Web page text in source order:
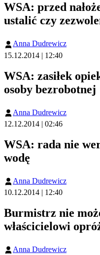
WSA: przed
ustalić czy
Anna Dudrewicz
15.12.2014 | 12:40
WSA: zasiłek
osoby bezrobotnej
Anna Dudrewicz
12.12.2014 | 02:46
WSA: rada nie
wodę
Anna Dudrewicz
10.12.2014 | 12:40
Burmistrz nie
właścicielowi
Anna Dudrewicz